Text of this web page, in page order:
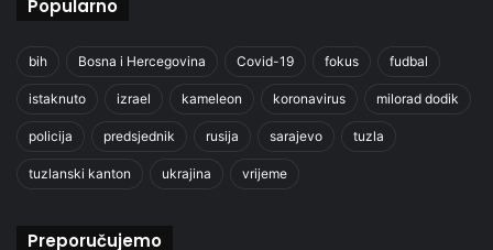
Popularno
bih Bosna i Hercegovina Covid-19 fokus fudbal
istaknuto izrael kameleon koronavirus milorad dodik
policija predsjednik rusija sarajevo tuzla
tuzlanski kanton ukrajina vrijeme
Preporučujemo